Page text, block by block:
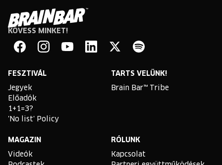
Brain
Bar
KÖVESS MINKET!
FESZTIVÁL
Jegyek
Előadók
1+1=3?
'No list' Policy
TARTS VELÜNK!
Brain Bar™ Tribe
MAGAZIN
Videók
RÓLUNK
Kapcsolat